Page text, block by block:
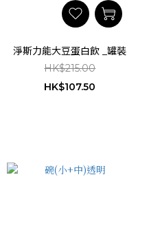
淨斯力能大豆蛋白飲 _罐裝
HK$215.00
HK$107.50